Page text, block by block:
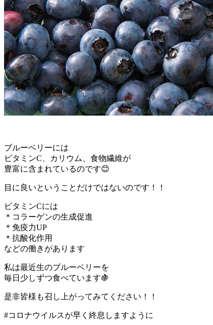
ブルーベリーには
ビタミンC、カリウム、食物繊維が
豊富に含まれているのです😊
目に良いということだけではないのです！！
ビタミンCには
＊コラーゲンの生成促進
＊免疫力UP
＊抗酸化作用
などの働きがあります
私は最近生のブルーベリーを
毎日少しずつ食べています🍇
是非皆様も召し上がってみてください！！
#コロナウイルスが早く終息しますように